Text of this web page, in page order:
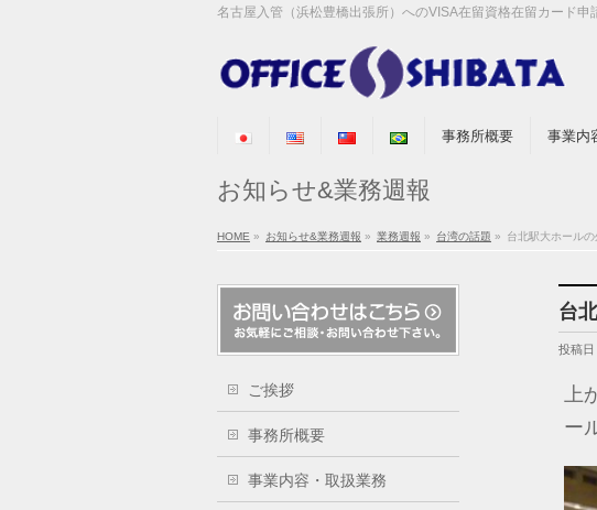
名古屋入管（浜松豊橋出張所）へのVISA在留資格在留カード
事務所概要 事業内
お知らせ&業務週報
HOME » お知らせ&業務週報 » 業務週報 » 台湾の話題 » 台北駅大ホール
台
投稿
上
ー
ご挨拶
事務所概要
事業内容・取扱業務